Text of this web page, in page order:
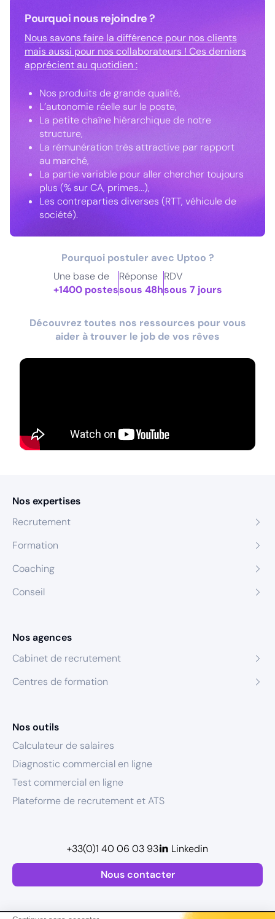
Pourquoi nous rejoindre ?
Nous savons faire la différence pour nos clients
mais aussi pour nos collaborateurs ! Ces derniers
apprécient au quotidien :
Nos produits de grande qualité,
L’autonomie réelle sur le poste,
La petite chaîne hiérarchique de notre
structure,
La rémunération très attractive par rapport
au marché,
La partie variable pour aller chercher toujours
plus (% sur CA, primes...),
Les contreparties diverses (RTT, véhicule de
société).
Pourquoi postuler avec Uptoo ?
Une base de
+1400 postes
Réponse
sous 48h
RDV
sous 7 jours
Découvrez toutes nos ressources pour vous
aider à trouver le job de vos rêves
Nos expertises
Recrutement
Formation
Coaching
Conseil
Nos agences
Cabinet de recrutement
Centres de formation
Nos outils
Calculateur de salaires
Diagnostic commercial en ligne
Test commercial en ligne
Plateforme de recrutement et ATS
Nous contacter
+33(0)1 40 06 03 93 Linkedin